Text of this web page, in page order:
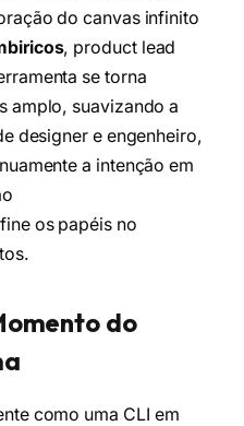
do canvas infinito
, product lead
se torna
amplo, suavizando a
designer e engenheiro,
a intenção em
os papéis no
do
como uma CLI em